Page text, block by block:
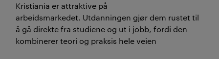
Kristiania erattraktive på
arbeidsmarkedet. Utdanningen gjør dem rustet til
å gå direkte fra studiene og ut i jobb, fordi den
kombinerer teori og praksis hele veien